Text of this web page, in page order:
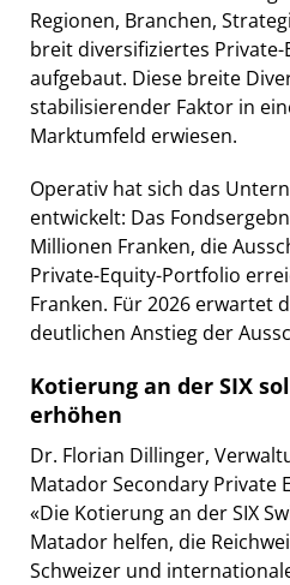
Regionen, Branchen,
breit diversifiziertes
aufgebaut. Diese breite
stabilisierender Faktor in
Marktumfeld erwiesen.
Operativ hat sich das
entwickelt: Das
Millionen Franken, die
Private-Equity-Portfolio
Franken. Für 2026 erwartet
deutlichen Anstieg der
Kotierung an der SIX
erhöhen
Dr. Florian Dillinger,
Matador Secondary Private
«Die Kotierung an der SIX
Matador helfen, die
Schweizer und